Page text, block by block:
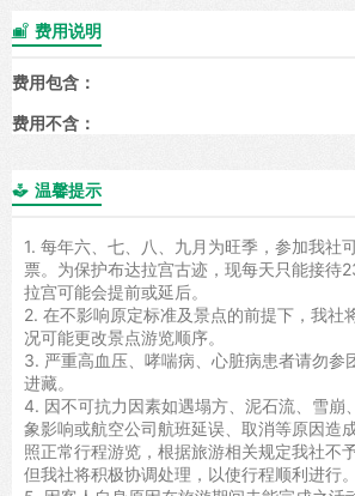
 费用说明
费用包含：
费用不含：
 温馨提示
1. 每年六、七、八、九月为旺季，参加我社
票。为保护布达拉宫古迹，现每天只能接待
拉宫可能会提前或延后。
2. 在不影响原定标准及景点的前提下，我社
况可能更改景点游览顺序。
3. 严重高血压、哮喘病、心脏病患者请勿参
进藏。
4. 因不可抗力因素如遇塌方、泥石流、雪崩
象影响或航空公司航班延误、取消等原因造
照正常行程游览，根据旅游相关规定我社不
但我社将积极协调处理，以使行程顺利进行。